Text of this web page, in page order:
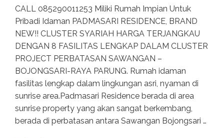
CALL 085290011253 Miliki Rumah Impian Untuk
Pribadi Idaman PADMASARI RESIDENCE, BRAND
NEW!! CLUSTER SYARIAH HARGA TERJANGKAU
DENGAN 8 FASILITAS LENGKAP DALAM CLUSTER
PROJECT PERBATASAN SAWANGAN –
BOJONGSARI-RAYA PARUNG. Rumah idaman
fasilitas lengkap dalam lingkungan asri, nyaman di
sunrise area.Padmasari Residence berada di area
sunrise property yang akan sangat berkembang,
berada di perbatasan antara Sawangan Bojongsari …